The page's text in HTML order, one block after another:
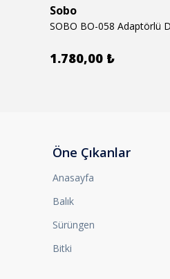
Sobo
1.780,00 ₺
Öne Çıkanlar
Anasayfa
Balık
Sürüngen
Bitki